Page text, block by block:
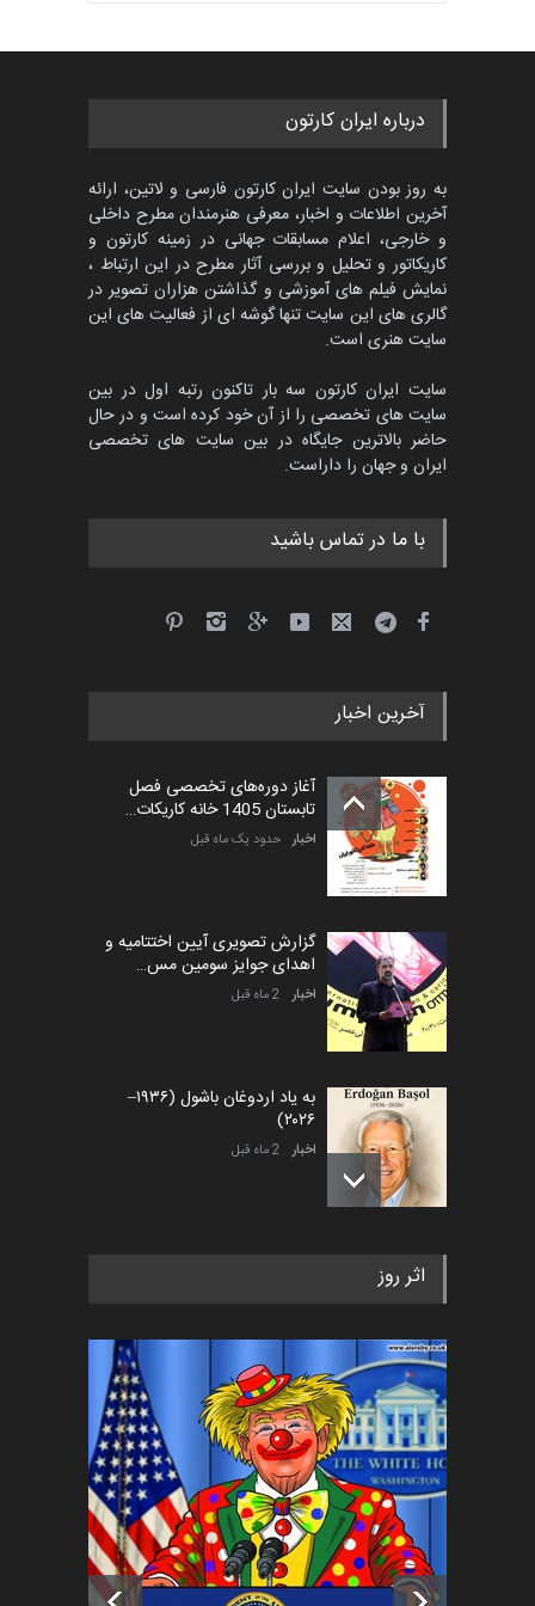
پنجمین مسابقۀ بین‌المللی
کارتون CARTUNION ، …
جشنواره بین‌المللی کارتون
مدارس پرتغال، ۲۰۲۷
مهلت 4 ماه دیگر
پنجمین مسابقۀ بین‌المللی
کارتون طنز «کلاه‌ای…
مهلت
گالری حدود یک ماه قبل
درباره ایران کارتون
به روز بودن سایت ایران کارتون فارسی و لاتین، ارائه
آخرین اطلاعات و اخبار، معرفی هنرمندان مطرح داخلی
و خارجی، اعلام مسابقات جهانی در زمینه کارتون و
کاریکاتور و تحلیل و بررسی آثار مطرح در این ارتباط ،
نمایش فیلم های آموزشی و گذاشتن هزاران تصویر در
گالری های این سایت تنها گوشه ای از فعالیت های این
سایت هنری است.
سایت ایران کارتون سه بار تاکنون رتبه اول در بین
سایت های تخصصی را از آن خود کرده است و در حال
حاضر بالاترین جایگاه در بین سایت های تخصصی
ایران و جهان را داراست.
با ما در تماس باشید
آخرین اخبار
آغاز دوره‌های تخصصی فصل
تابستان 1405 خانه کاریکات…
اخبار حدود یک ماه قبل
گزارش تصویری آیین اختتامیه و
اهدای جوایز سومین مس…
اخبار 2 ماه قبل
به یاد اردوغان باشول (۱۹۳۶–
۲۰۲۶)
اخبار 2 ماه قبل
رویداد کارگاهی کارتون و پوستر
اخبار 6 ماه قبل
فراخوان رویداد کارگاهی کارتون و
پوستر "ایران سربل…
اخبار 6 ماه قبل
تسلیت به همکار | سهراب خیری
اخبار 6 ماه قبل
اثر روز